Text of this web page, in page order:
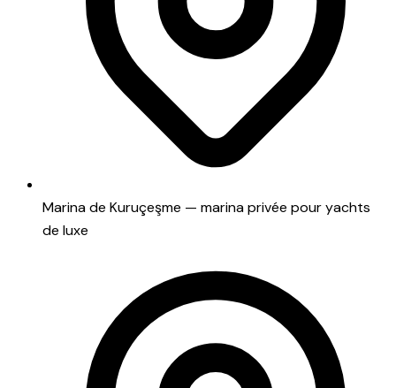
Marina de Kuruçeşme — marina privée pour yachts
de luxe